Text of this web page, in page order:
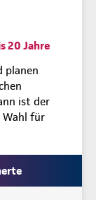
20 Jahre
planen
ist der
Wahl für